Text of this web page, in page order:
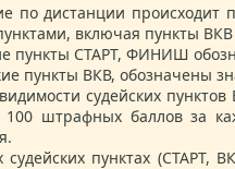
по дистанции происходит
включая пункты ВКВ
пункты СТАРТ, ФИНИШ
пункты ВКВ, обозначены
судейских
100 штрафных баллов за
судейских пунктах (СТАРТ,